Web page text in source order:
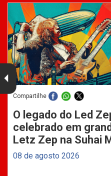
Compartilhe
O legado do Led
celebrado em
Letz Zep na Suhai
08 de agosto 2026